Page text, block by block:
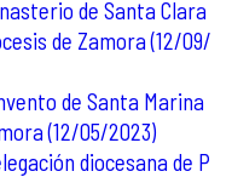
de Santa Clara
de Zamora (12/09/
de Santa Marina
(12/05/2023)
diocesana de P